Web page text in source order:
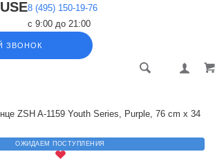
8 (495) 150-19-76
с 9:00 до 21:00
ЗВОНОК
ZSH A-1159 Youth Series, Purple, 76 cm x 34
ОЖИДАЕМ ПОСТУПЛЕНИЯ